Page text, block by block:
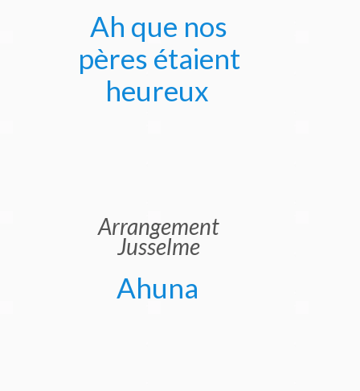
Ah que nos
pères étaient
heureux
Arrangement
Jusselme
Ahuna